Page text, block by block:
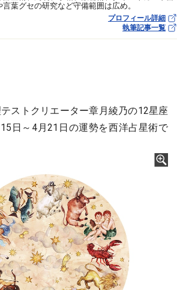
葉グセの研究など守備範囲は広め。
プロフィール詳細
執筆記事一覧
ストクリエーター章月綾乃の12星座
日～4月21日の運勢を西洋占星術で